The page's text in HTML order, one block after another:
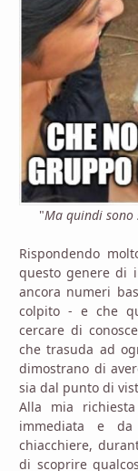
"Ma quindi sono
Rispondendo
questo genere di
ancora numeri
colpito - e che
cercare di
che trasuda ad
dimostrano di
sia dal punto di
Alla mia
immediata e
chiacchiere,
di scoprire